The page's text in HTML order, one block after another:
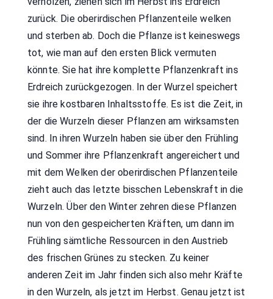
zurück. Die oberirdischen Pflanzenteile welken
und sterben ab. Doch die Pflanze ist keineswegs
tot, wie man auf den ersten Blick vermuten
könnte. Sie hat ihre komplette Pflanzenkraft ins
Erdreich zurückgezogen. In der Wurzel speichert
sie ihre kostbaren Inhaltsstoffe. Es ist die Zeit, in
der die Wurzeln dieser Pflanzen am wirksamsten
sind. In ihren Wurzeln haben sie über den Frühling
und Sommer ihre Pflanzenkraft angereichert und
mit dem Welken der oberirdischen Pflanzenteile
zieht auch das letzte bisschen Lebenskraft in die
Wurzeln. Über den Winter zehren diese Pflanzen
nun von den gespeicherten Kräften, um dann im
Frühling sämtliche Ressourcen in den Austrieb
des frischen Grünes zu stecken. Zu keiner
anderen Zeit im Jahr finden sich also mehr Kräfte
in den Wurzeln, als jetzt im Herbst. Genau jetzt ist